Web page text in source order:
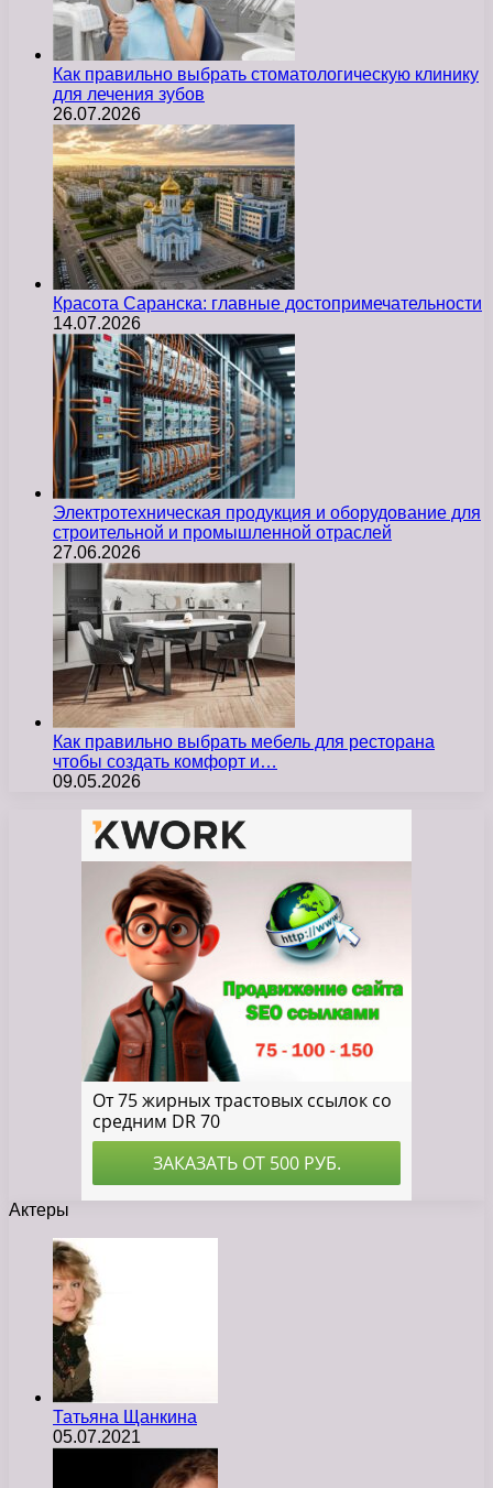
Как правильно выбрать стоматологическую клинику
для лечения зубов
26.07.2026
Красота Саранска: главные достопримечательности
14.07.2026
Электротехническая продукция и оборудование для
строительной и промышленной отраслей
27.06.2026
Как правильно выбрать мебель для ресторана
чтобы создать комфорт и…
09.05.2026
Актеры
Татьяна Щанкина
05.07.2021